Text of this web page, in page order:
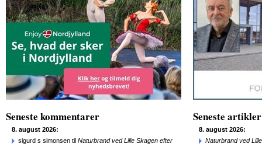
Seneste kommentarer
8. august 2026:
sigurd s simonsen til Naturbrand ved Lille Skagen efter
Seneste artikler
8. august 2026:
Naturbrand ved